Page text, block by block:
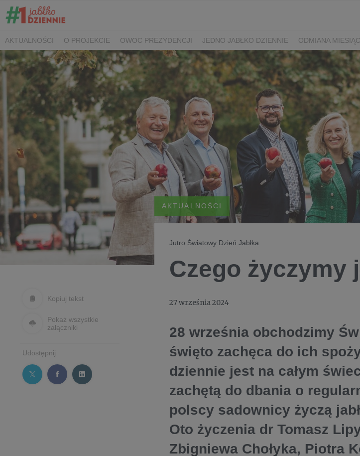
AKTUALNOŚCI O PROJEKCIE OWOC PREZYDENCJI JEDNO JABŁKO DZIENNIE ODMIANA
SPOTKANIA PRASOWE
KONTAKT
Kopiuj tekst
Pokaż wszystkie
załączniki
Udostępnij
AKTUALNOŚCI
Jutro Światowy Dzień Jabłka
Czego życzymy
27 września 2024
28 września obchodzimy
święto zachęca do ich
dziennie jest na całym
zachętą do dbania o
polscy sadownicy życzą
Oto życzenia dr Tomasz
Zbigniewa Chołyka, Piotra